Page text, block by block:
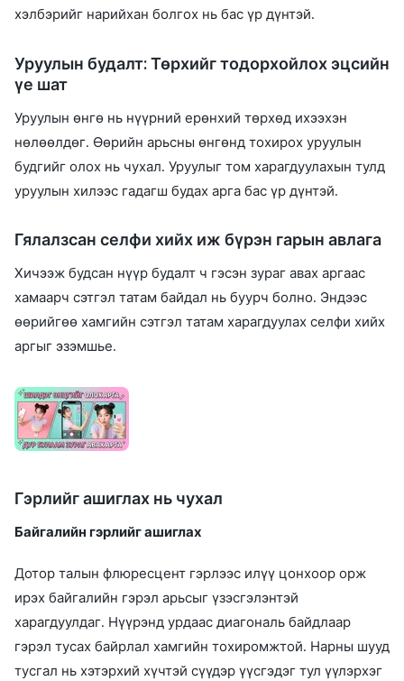
хэлбэрийг нарийхан болгох нь бас үр дүнтэй.
Уруулын будалт: Төрхийг тодорхойлох эцсийн
үе шат
Уруулын өнгө нь нүүрний ерөнхий төрхөд ихээхэн
нөлөөлдөг. Өөрийн арьсны өнгөнд тохирох уруулын
будгийг олох нь чухал. Уруулыг том харагдуулахын тулд
уруулын хилээс гадагш будах арга бас үр дүнтэй.
Гялалзсан селфи хийх иж бүрэн гарын авлага
Хичээж будсан нүүр будалт ч гэсэн зураг авах аргаас
хамаарч сэтгэл татам байдал нь буурч болно. Эндээс
өөрийгөө хамгийн сэтгэл татам харагдуулах селфи хийх
аргыг эзэмшье.
Гэрлийг ашиглах нь чухал
Байгалийн гэрлийг ашиглах
Дотор талын флюресцент гэрлээс илүү цонхоор орж
ирэх байгалийн гэрэл арьсыг үзэсгэлэнтэй
харагдуулдаг. Нүүрэнд урдаас диагональ байдлаар
гэрэл тусах байрлал хамгийн тохиромжтой. Нарны шууд
тусгал нь хэтэрхий хүчтэй сүүдэр үүсгэдэг тул үүлэрхэг